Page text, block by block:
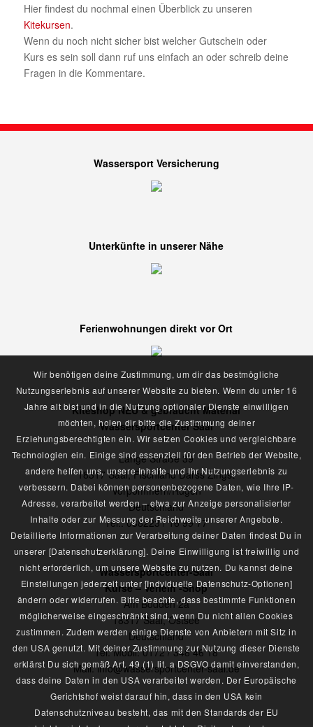
Hier findest du nochmal einen Überblick zu unseren
Kitekursen.
Wenn du noch nicht sicher bist welcher Gutschein oder
Kurs es sein soll dann ruf uns einfach an oder schreib deine
Fragen in die Kommentare.
Wassersport Versicherung
Unterkünfte in unserer Nähe
Ferienwohnungen direkt vor Ort
Kiteshop NEU & gebraucht Material
Wassersportcenter Saal
Lange Straße 39
18317 Saal, Fischland Darss Zingst
Vorpommern/Rügen
Deutschland
Tel.: 038223 / 16 99 77
Wassersportcenter-Saal
Kurse – Verleih -Shop
Am Bodden 2a
18317 Saal, Ostsee
Deutschland
Tel. Mobil: 0172 / 348 46 18
Mail: info@wassersportcenter-saal.de
Wir benötigen deine Zustimmung, um dir das bestmögliche
Nutzungserlebnis auf unserer Website zu bieten. Wenn du unter 16
Jahre alt bist und in die Nutzung optionaler Dienste einwilligen
möchten, holen dir bitte die Zustimmung deiner
Erziehungsberechtigten ein. Wir setzen Cookies und vergleichbare
Technologien ein. Einige sind essenziell für den Betrieb der Website,
andere helfen uns, unsere Inhalte und Ihr Nutzungserlebnis zu
verbessern. Dabei können personenbezogene Daten, wie Ihre IP-
Adresse, verarbeitet werden – etwa zur Anzeige personalisierter
Inhalte oder zur Messung der Reichweite unserer Angebote.
Detaillierte Informationen zur Verarbeitung deiner Daten findest Du in
unserer [Datenschutzerklärung]. Deine Einwilligung ist freiwillig und
nicht erforderlich, um unsere Website zu nutzen. Du kannst deine
Einstellungen jederzeit unter [Indviduelle Datenschutz-Optionen]
ändern oder widerrufen. Bitte beachte, dass bestimmte Funktionen
möglicherweise eingeschränkt sind, wenn Du nicht allen Cookies
zustimmen. Zudem werden einige Dienste von Anbietern mit Sitz in
den USA genutzt. Mit deiner Zustimmung zur Nutzung dieser Dienste
erklärst Du sich gemäß Art. 49 (1) lit. a DSGVO damit einverstanden,
dass deine Daten in den USA verarbeitet werden. Der Europäische
Gerichtshof weist darauf hin, dass in den USA kein
Datenschutzniveau besteht, das mit den Standards der EU